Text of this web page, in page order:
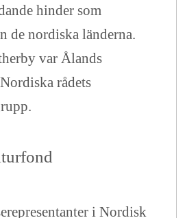
hinder som
de nordiska länderna.
var Ålands
rådets
i Nordisk